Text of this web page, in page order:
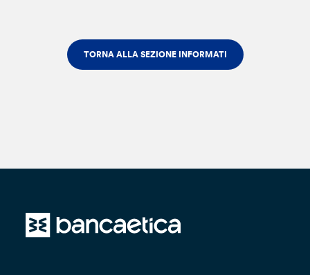
TORNA ALLA SEZIONE INFORMATI